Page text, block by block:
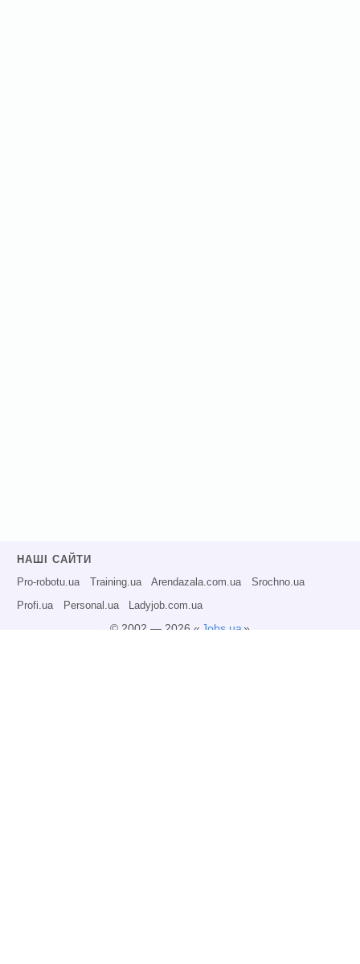
НАШІ САЙТИ
Pro-robotu.ua Training.ua Arendazala.com.ua Srochno.ua
Profi.ua Personal.ua Ladyjob.com.ua
© 2002 — 2026 « Jobs.ua»